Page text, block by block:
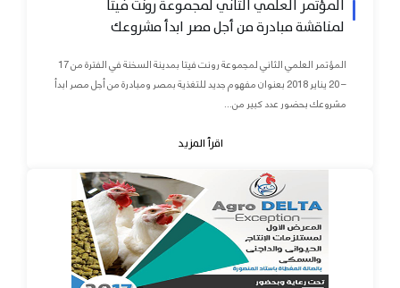
المؤتمر العلمي الثاني لمجموعة رونت فيتا
لمناقشة مبادرة من أجل مصر ابدأ مشروعك
المؤتمر العلمي الثاني لمجموعة رونت فيتا بمدينة السخنة في الفترة من 17
– 20 يناير 2018 بعنوان مفهوم جديد للتغذية بمصر ومبادرة من أجل مصر ابدأ
مشروعك بحضور عدد كبير من...
اقرأ المزيد